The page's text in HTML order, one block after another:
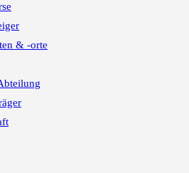
& -orte